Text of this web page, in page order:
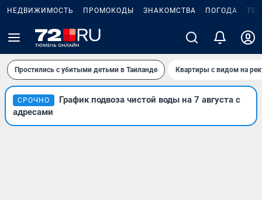
НЕДВИЖИМОСТЬ ПРОМОКОДЫ ЗНАКОМСТВА ПОГОДА
Простились с убитыми детьми в Таиланде Квартиры с видом на
СРОЧНО
График подвоза чистой воды на 7 августа с
адресами